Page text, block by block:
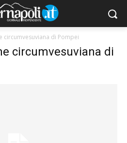
circumvesuviana di Pompei
circumvesuviana di